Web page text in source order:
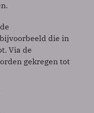
die in
Via de
gekregen tot